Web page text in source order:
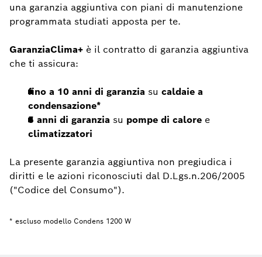
una garanzia aggiuntiva con piani di manutenzione
programmata studiati apposta per te.
GaranziaClima+ è il contratto di garanzia aggiuntiva
che ti assicura:
fino a 10 anni di garanzia su caldaie a
condensazione*
5 anni di garanzia su pompe di calore e
climatizzatori
La presente garanzia aggiuntiva non pregiudica i
diritti e le azioni riconosciuti dal D.Lgs.n.206/2005
("Codice del Consumo").
* escluso modello Condens 1200 W